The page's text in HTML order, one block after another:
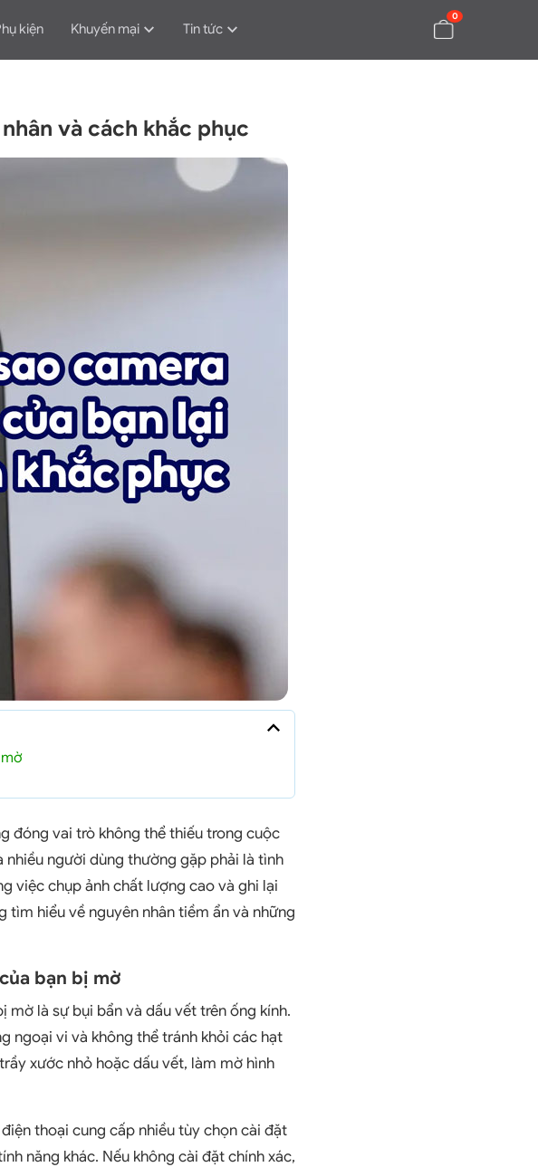
0
kiện Khuyến mại Tin tức
và cách khắc phục
đóng vai trò không thể thiếu trong cuộc
nhiều người dùng thường gặp phải là tình
việc chụp ảnh chất lượng cao và ghi lại
tìm hiểu về nguyên nhân tiềm ẩn và những
bạn bị mờ
là sự bụi bẩn và dấu vết trên ống kính.
ngoại vi và không thể tránh khỏi các hạt
xước nhỏ hoặc dấu vết, làm mờ hình
thoại cung cấp nhiều tùy chọn cài đặt
năng khác. Nếu không cài đặt chính xác,